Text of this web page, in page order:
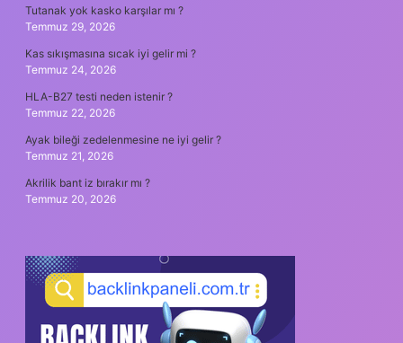
Tutanak yok kasko karşılar mı ?
Temmuz 29, 2026
Kas sıkışmasına sıcak iyi gelir mi ?
Temmuz 24, 2026
HLA-B27 testi neden istenir ?
Temmuz 22, 2026
Ayak bileği zedelenmesine ne iyi gelir ?
Temmuz 21, 2026
Akrilik bant iz bırakır mı ?
Temmuz 20, 2026